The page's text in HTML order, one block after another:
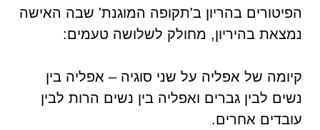
הפיטורים בהריון ב'תקופה המוגנת' שבה האישה
נמצאת בהיריון, מחולק לשלושה טעמים:
קיומה של אפליה על שני סוגיה – אפליה בין
נשים לבין גברים ואפליה בין נשים הרות לבין
עובדים אחרים.